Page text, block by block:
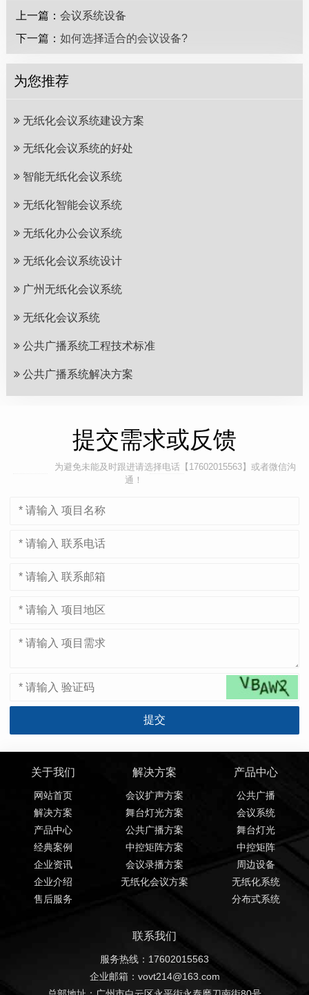
上一篇：会议系统设备
下一篇：如何选择适合的会议设备?
为您推荐
无纸化会议系统建设方案
无纸化会议系统的好处
智能无纸化会议系统
无纸化智能会议系统
无纸化办公会议系统
无纸化会议系统设计
广州无纸化会议系统
无纸化会议系统
公共广播系统工程技术标准
公共广播系统解决方案
提交需求或反馈
为避免未能及时跟进请选择电话【17602015563】或者微信沟
通！
关于我们
网站首页
解决方案
产品中心
经典案例
企业资讯
企业介绍
售后服务
解决方案
会议扩声方案
舞台灯光方案
公共广播方案
中控矩阵方案
会议录播方案
无纸化会议方案
产品中心
公共广播
会议系统
舞台灯光
中控矩阵
周边设备
无纸化系统
分布式系统
联系我们
服务热线：17602015563
企业邮箱：vovt214@163.com